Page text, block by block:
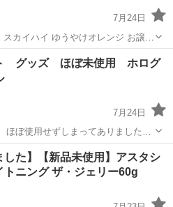
7月24日
ハイ ゆうやけオレンジ お譲り
数あります。
メイクアップ オレンジ
グッズ ほぼ未使用 ホログ
7月24日
ほぼ使用せずしまってありました。
ご相談ください。
スケア グッズ
した】【新品未使用】アスタシ
トニング ザ・ジェリー60g